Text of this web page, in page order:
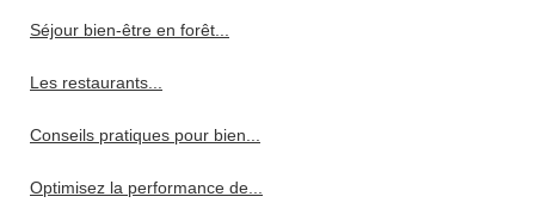
Séjour bien-être en forêt...
Les restaurants...
Conseils pratiques pour bien...
Optimisez la performance de...